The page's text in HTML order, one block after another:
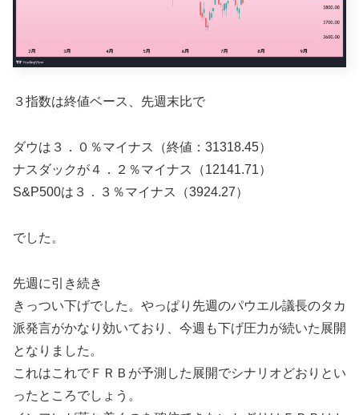
３指数は終値ベース、先週末比で
ダウは３．０％マイナス（終値：31318.45）
ナスダックが４．２％マイナス（12141.71）
S&P500は３．３％マイナス（3924.27）
でした。
先週に引き続き
きっつい下げでした。やっぱり先週のパウエル議長のタカ
派発言がかなり効いており、今週も下げ圧力が続いた展開
となりました。
これはこれでＦＲＢが予測した展開でシナリオどおりとい
ったところでしょう。